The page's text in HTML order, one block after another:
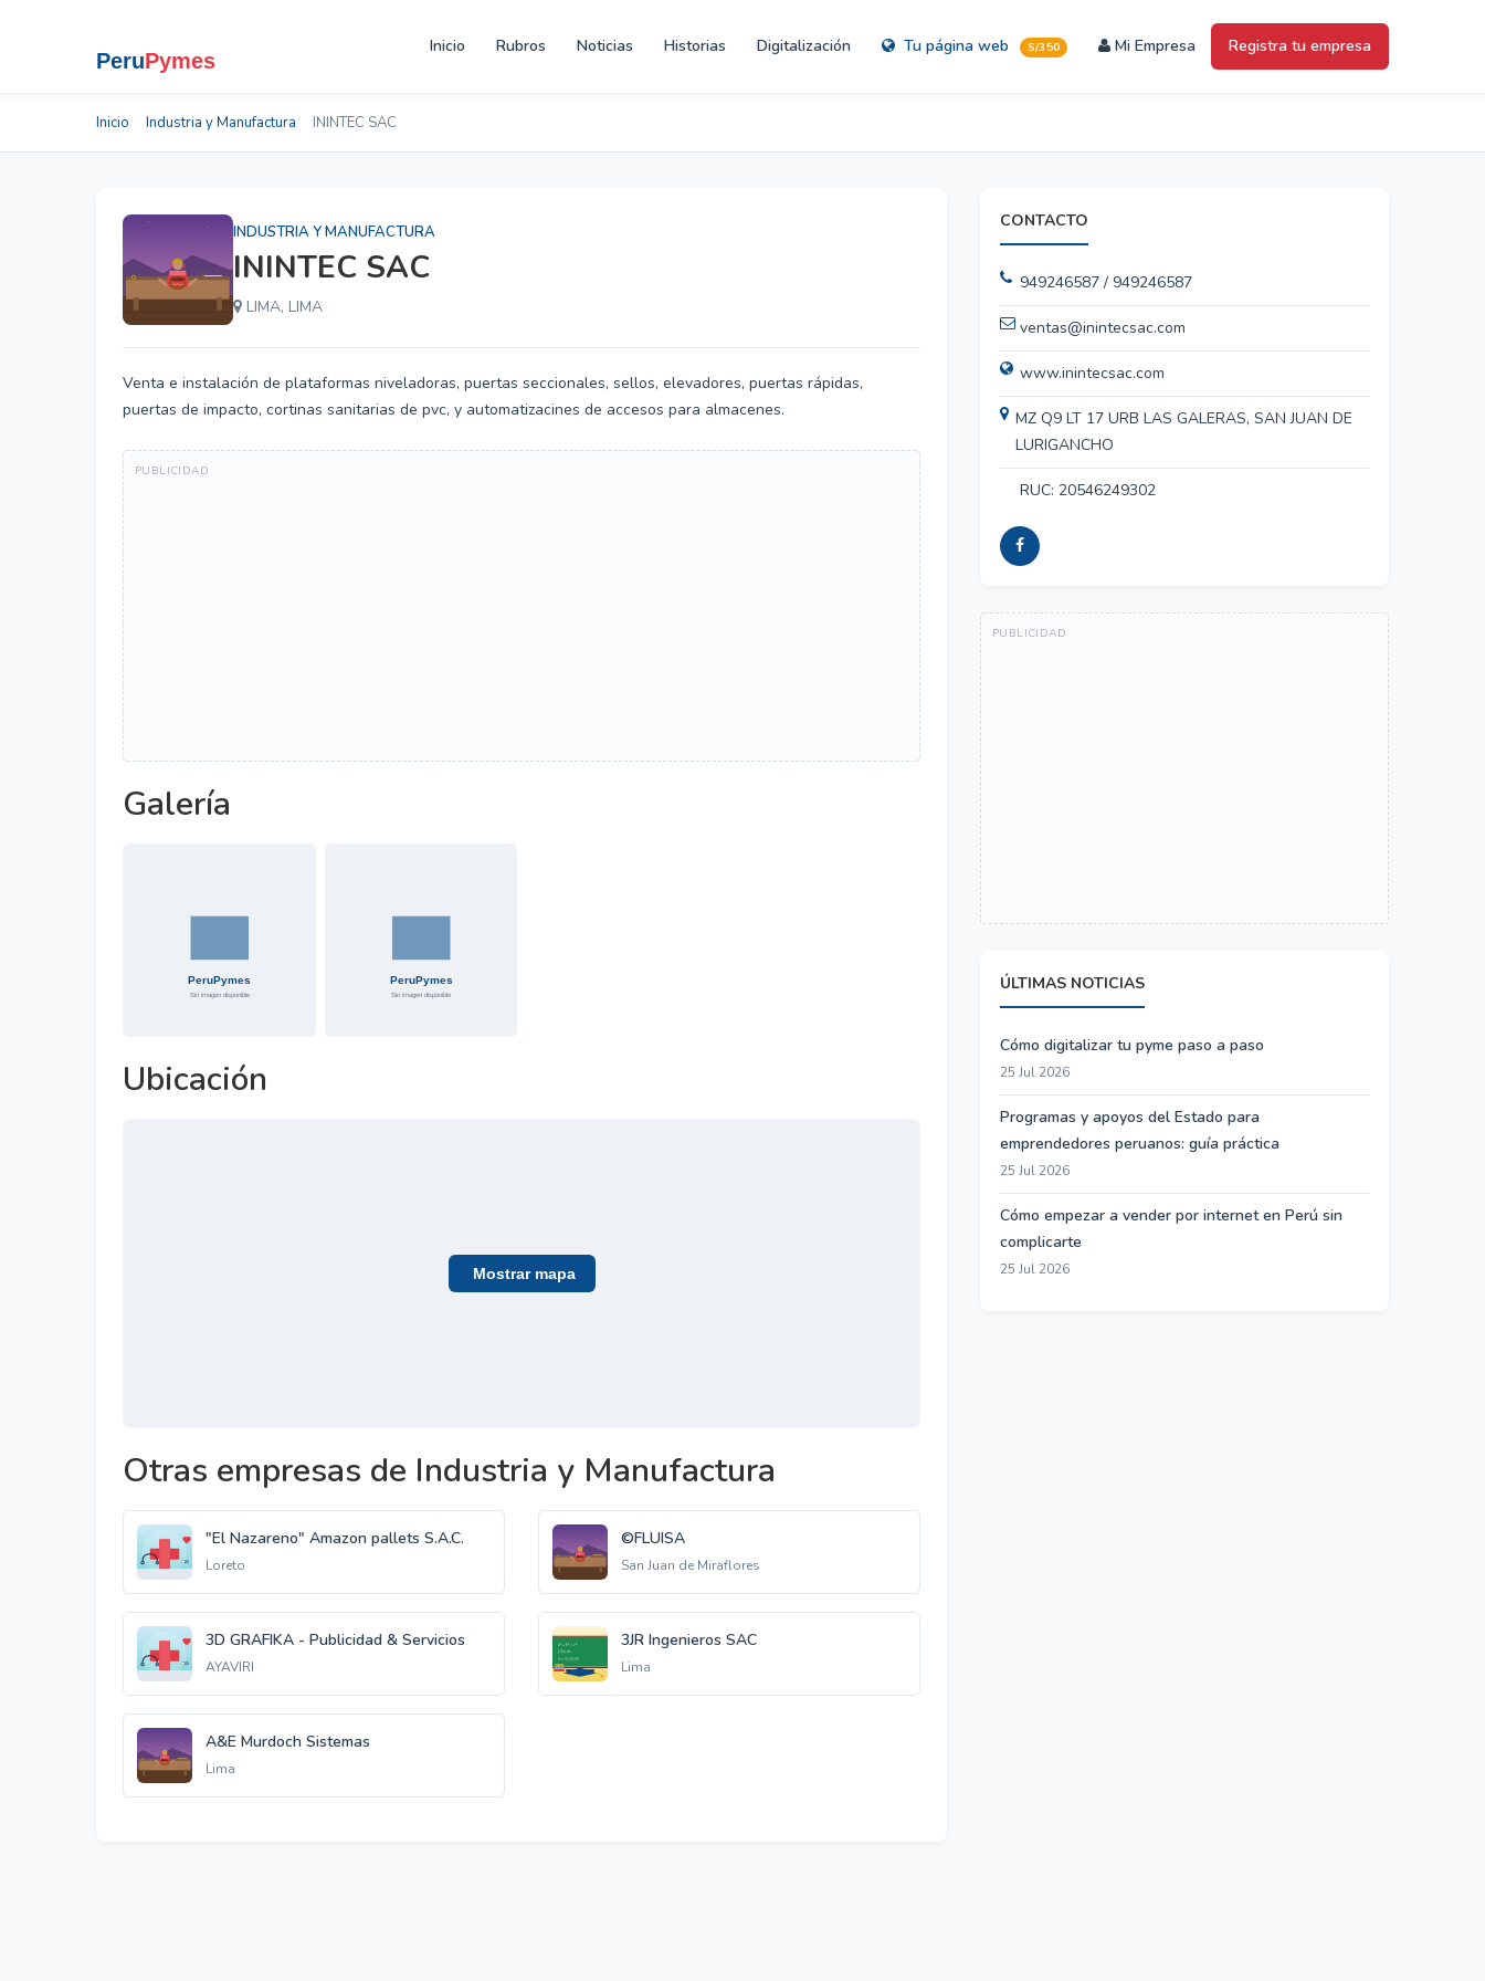
Inicio Rubros Noticias Historias Digitalización Tu página web S/350 Mi Empresa Registra tu empresa
Inicio Industria y Manufactura ININTEC SAC
INDUSTRIA Y MANUFACTURA
ININTEC SAC
LIMA, LIMA
Venta e instalación de plataformas niveladoras, puertas seccionales, sellos, elevadores, puertas rápidas,
puertas de impacto, cortinas sanitarias de pvc, y automatizacines de accesos para almacenes.
Galería
Ubicación
Mostrar mapa
Otras empresas de Industria y Manufactura
"El Nazareno" Amazon pallets S.A.C.
Loreto
©FLUISA
San Juan de Miraflores
3D GRAFIKA - Publicidad & Servicios
AYAVIRI
3JR Ingenieros SAC
Lima
A&E Murdoch Sistemas
Lima
CONTACTO
949246587 / 949246587
ventas@inintecsac.com
www.inintecsac.com
MZ Q9 LT 17 URB LAS GALERAS, SAN JUAN DE
LURIGANCHO
RUC: 20546249302
ÚLTIMAS NOTICIAS
Cómo digitalizar tu pyme paso a paso
25 Jul 2026
Programas y apoyos del Estado para
emprendedores peruanos: guía práctica
25 Jul 2026
Cómo empezar a vender por internet en Perú sin
complicarte
25 Jul 2026